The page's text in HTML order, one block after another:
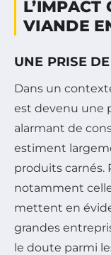
L’IMPACT
VIANDE
UNE PRISE
Dans un
est devenu une
alarmant de
estiment
produits carnés.
notamment
mettent en
grandes
le doute parmi